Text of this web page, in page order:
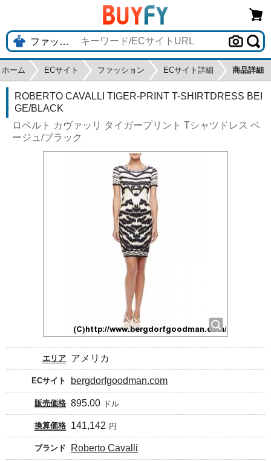
ホーム ECサイト ファッション ECサイト詳細 商品詳細
ROBERTO CAVALLI TIGER-PRINT T-SHIRTDRESS BEI
GE/BLACK
ロベルト カヴァッリ タイガープリント Tシャツドレス ベ
ージュ/ブラック
エリア アメリカ
ECサイト bergdorfgoodman.com
販売価格 895.00 ドル
換算価格 141,142 円
ブランド Roberto Cavalli